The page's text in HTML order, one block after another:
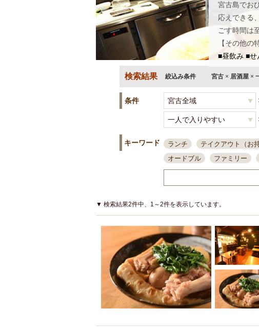
宮古島でお
応えできる
ごす時間は
【その他の
■昼飲み ■せ
検索結果 絞込み条件 宮古 × 居酒屋 ×
条件
キーワード ランチ テイクアウト（お
オードブル
ファミリー
接待・会食
ちょい飲み
結婚式二次会
夜10時以降入店可
県産魚
貸切可
大部屋20名 落
カード可
厳選日本酒
3000円台コース
ピザ
アサヒスーパードライ
県
大部屋50名以上～
オリオ
ハッピーアワー
アグー豚
▼ 検索結果2件中、1～2件を表示しています。